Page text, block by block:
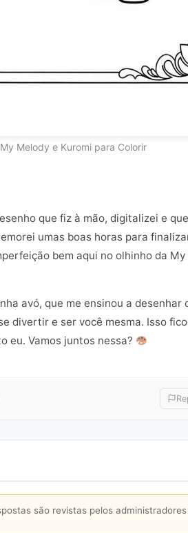
Melody e Kuromi para Colorir
que fiz à mão, digitalizei e
umas boas horas para
bem aqui no olhinho da
avó, que me ensinou a
divertir e ser você mesma. Isso
eu. Vamos juntos nessa?
são revistas pelos